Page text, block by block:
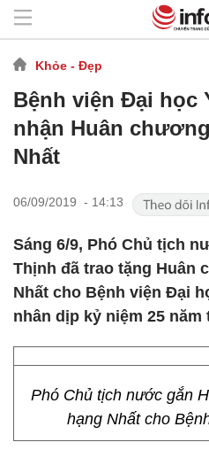
Khỏe - Đẹp
Bệnh viện Đại học
nhận Huân
Nhất
06/09/2019 - 14:13
Sáng 6/9, Phó Chủ tịch
Thịnh đã trao tặng Huân
Nhất cho Bệnh viện Đại
nhân dịp kỷ niệm 25 năm
Phó Chủ tịch nước gắn
hạng Nhất cho